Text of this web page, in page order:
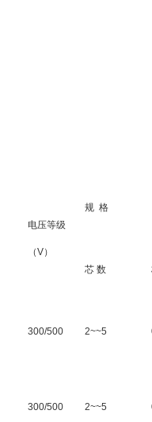
电压等级
（V）
规 格
芯 数
300/500 2~~5
300/500 2~~5